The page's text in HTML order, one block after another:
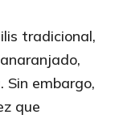
tradicional,
Sin embargo,
que